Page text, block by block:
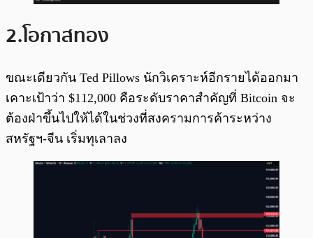
2.โอกาสทอง
ขณะเดียวกัน Ted Pillows นักวิเคราะห์อีกรายได้ออกมา
เคาะเป้าว่า $112,000 คือระดับราคาสำคัญที่ Bitcoin จะ
ต้องฝ่าขึ้นไปให้ได้ในช่วงที่สงครามการค้าระหว่าง
สหรัฐฯ-จีน เริ่มทุเลาลง